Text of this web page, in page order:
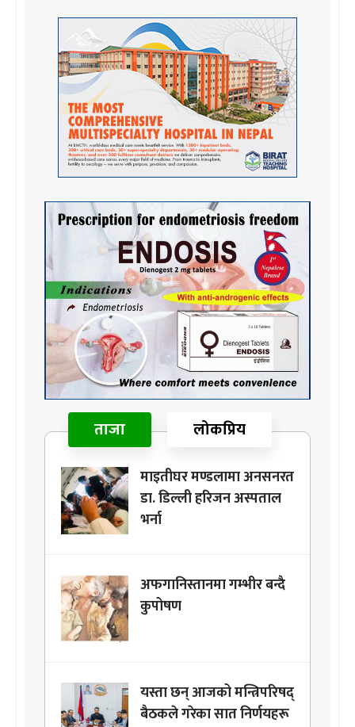
ताजा लोकप्रिय
माइतीघर मण्डलामा अनसनरत
डा. डिल्ली हरिजन अस्पताल
भर्ना
अफगानिस्तानमा गम्भीर बन्दै
कुपोषण
यस्ता छन् आजको मन्त्रिपरिषद्
बैठकले गरेका सात निर्णयहरू